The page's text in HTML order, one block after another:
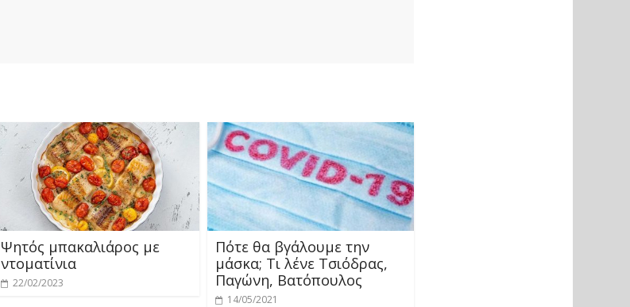
Ψητός μπακαλιάρος με
ντοματίνια
22/02/2023
Πότε θα βγάλουμε την
μάσκα; Τι λένε Τσιόδρας,
Παγώνη, Βατόπουλος
14/05/2021